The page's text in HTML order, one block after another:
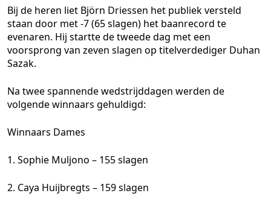
Bij de heren liet Björn Driessen het publiek versteld
staan door met -7 (65 slagen) het baanrecord te
evenaren. Hij startte de tweede dag met een
voorsprong van zeven slagen op titelverdediger Duhan
Sazak.
Na twee spannende wedstrijddagen werden de
volgende winnaars gehuldigd:
Winnaars Dames
1. Sophie Muljono – 155 slagen
2. Caya Huijbregts – 159 slagen